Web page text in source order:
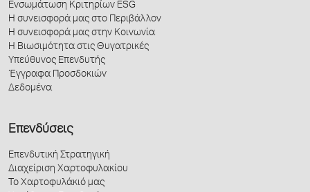
Ενσωμάτωση Κριτηρίων ESG
Η συνεισφορά μας στο Περιβάλλον
Η συνεισφορά μας στην Κοινωνία
Η Βιωσιμότητα στις Θυγατρικές
Υπεύθυνος Επενδυτής
Έγγραφα Προσδοκιών
Δεδομένα
Επενδύσεις
Επενδυτική Στρατηγική
Διαχείριση Χαρτοφυλακίου
Το Χαρτοφυλάκιό μας